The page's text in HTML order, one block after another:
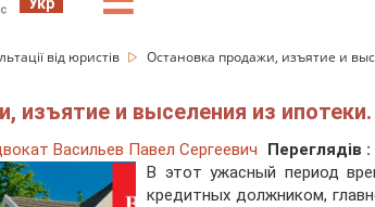
від юристів Остановка продажи, изъятие и
изъятие и выселения из
Васильев Павел Сергеевич Переглядів :
В этот ужасный период
кредитных должником,